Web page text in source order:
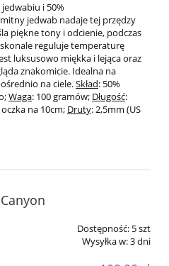
i 50%
jedwab nadaje tej przędzy
piękne tony i odcienie, podczas
reguluje temperaturę
luksusowo miękka i lejąca oraz
znakomicie. Idealna na
na ciele.Skład: 50%
Waga: 100 gramów; Długość:
oczka na 10cm; Druty: 2,5mm (US
Dostępność: 5 szt
Wysyłka w:3 dni